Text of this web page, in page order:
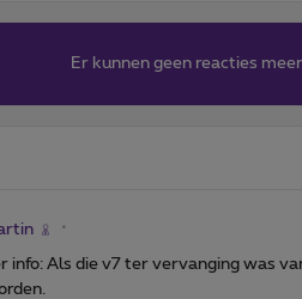
Er kunnen geen reacties
info: Als die v7 ter vervanging was